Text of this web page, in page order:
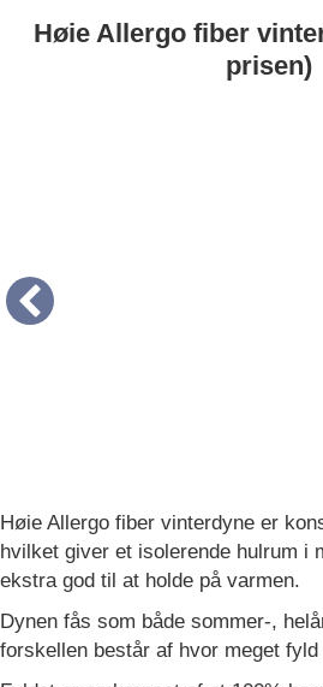
Høie Allergo fiber
prisen)
Høie Allergo fiber vinterdyne er
hvilket giver et isolerende hulrum i
ekstra god til at holde på varmen.
Dynen fås som både sommer-,
forskellen består af hvor meget fyld